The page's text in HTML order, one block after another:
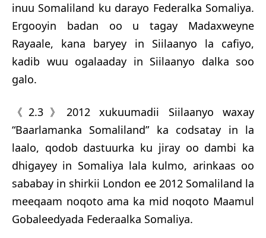
inuu Somaliland ku darayo Federalka Somaliya.
Ergooyin badan oo u tagay Madaxweyne
Rayaale, kana baryey in Siilaanyo la cafiyo,
kadib wuu ogalaaday in Siilaanyo dalka soo
galo.
《2.3》2012 xukuumadii Siilaanyo waxay
“Baarlamanka Somaliland” ka codsatay in la
laalo, qodob dastuurka ku jiray oo dambi ka
dhigayey in Somaliya lala kulmo, arinkaas oo
sababay in shirkii London ee 2012 Somaliland la
meeqaam noqoto ama ka mid noqoto Maamul
Gobaleedyada Federaalka Somaliya.